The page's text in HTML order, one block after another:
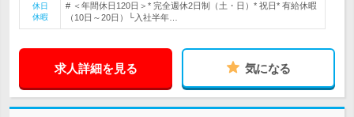
休日
休暇
# ＜年間休日120日＞* 完全週休2日制（土・日）* 祝日* 有給休暇
（10日～20日）└入社半年…
求人詳細を見る 気になる